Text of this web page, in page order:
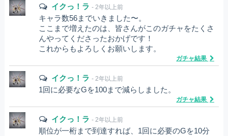
イクっ！ラ - 2年以上前
キャラ数56までいきました〜。
ここまで増えたのは、皆さんがこのガチャをたくさ
んやってくださったおかげです！
これからもよろしくお願いします。
ガチャ結果
イクっ！ラ - 2年以上前
1回に必要なGを100まで減らしました。
ガチャ結果
イクっ！ラ - 2年以上前
順位が一桁まで到達すれば、1回に必要のGを10分